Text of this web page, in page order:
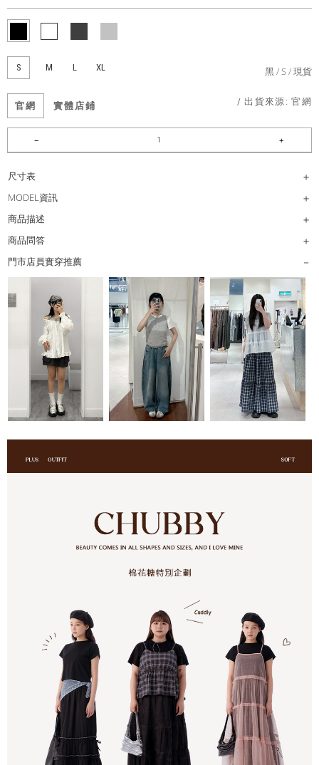
S M L XL 黑 S 現貨
官網 實體店鋪 / 出貨來源:官網
尺寸表
MODEL資訊
商品描述
商品問答
門市店員實穿推薦